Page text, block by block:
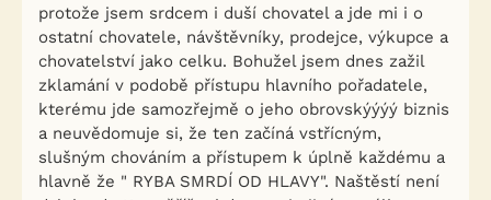
protože jsem srdcem i duší chovatel a jde mi i o
ostatní chovatele, návštěvníky, prodejce, výkupce a
chovatelství jako celku. Bohužel jsem dnes zažil
zklamání v podobě přístupu hlavního pořadatele,
kterému jde samozřejmě o jeho obrovskýýýý biznis
a neuvědomuje si, že ten začíná vstřícným,
slušným chováním a přístupem k úplně každému a
hlavně že " RYBA SMRDÍ OD HLAVY". Naštěstí není